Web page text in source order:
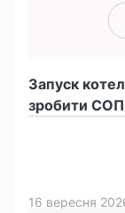
Запуск
зробити СОП
16 вересня